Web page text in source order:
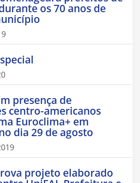
os 70 anos de
presença de
centro-americanos
Euroclima+ em
dia 29 de agosto
projeto elaborado